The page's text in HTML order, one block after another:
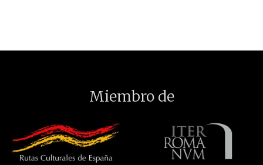
Miembro de